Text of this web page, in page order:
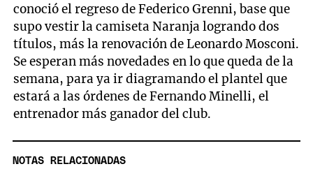
conoció el regreso de Federico Grenni, base que
supo vestir la camiseta Naranja logrando dos
títulos, más la renovación de Leonardo Mosconi.
Se esperan más novedades en lo que queda de la
semana, para ya ir diagramando el plantel que
estará a las órdenes de Fernando Minelli, el
entrenador más ganador del club.
NOTAS RELACIONADAS